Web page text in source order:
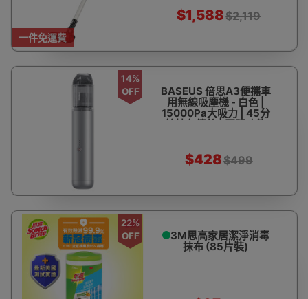
一件免運費
$1,588$2,119
14%
OFF
BASEUS 倍思A3便攜車
用無線吸塵機 - 白色 |
15000Pa大吸力 | 45分
鐘持久續航 | 照明功能
$428$499
22%
OFF
3M思高家居潔淨消毒
抹布 (85片裝)